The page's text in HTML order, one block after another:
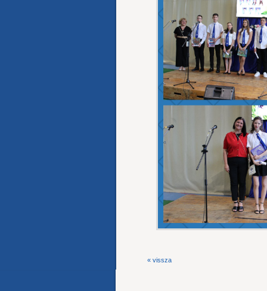
« vissza